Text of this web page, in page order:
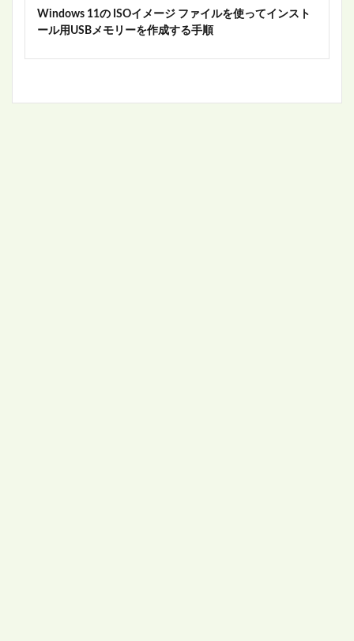
Windows 11の ISOイメージ ファイルを使ってインスト
ール用USBメモリーを作成する手順